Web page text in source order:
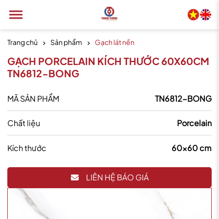
Trang chủ Sản phẩm Gạch lát nền
GẠCH PORCELAIN KÍCH THƯỚC 60X60CM
TN6812-BONG
MÃ SẢN PHẨM TN6812-BONG
Chất liệu Porcelain
Kích thước 60x60 cm
LIÊN HỆ BÁO GIÁ